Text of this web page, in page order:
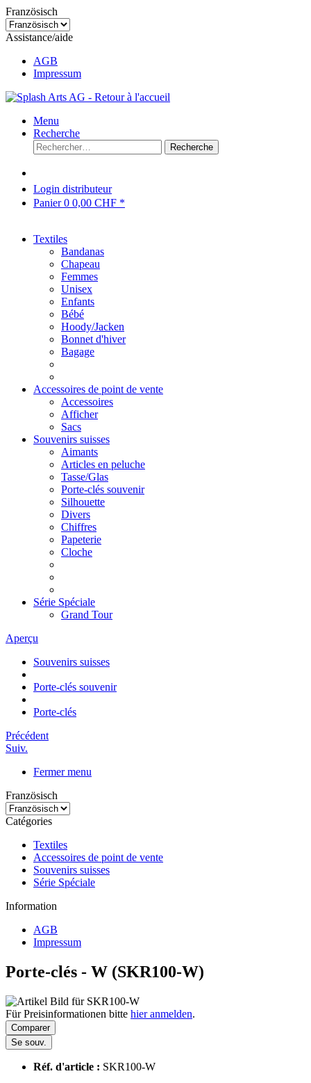
Französisch
Assistance/aide
AGB
Impressum
Menu
Recherche
Recherche
Login distributeur
Panier0 0,00 CHF *
Textiles
Bandanas
Chapeau
Femmes
Unisex
Enfants
Bébé
Hoody/Jacken
Bonnet d'hiver
Bagage
Accessoires de point de vente
Accessoires
Afficher
Sacs
Souvenirs suisses
Aimants
Articles en peluche
Tasse/Glas
Porte-clés souvenir
Silhouette
Divers
Chiffres
Papeterie
Cloche
Série Spéciale
Grand Tour
Aperçu
Souvenirs suisses
Porte-clés souvenir
Porte-clés
Précédent
Suiv.
Fermer menu
Französisch
Catégories
Textiles
Accessoires de point de vente
Souvenirs suisses
Série Spéciale
Information
AGB
Impressum
Porte-clés - W (SKR100-W)
Für Preisinformationen bitte hier anmelden.
Comparer
Se souv.
Réf. d'article : SKR100-W